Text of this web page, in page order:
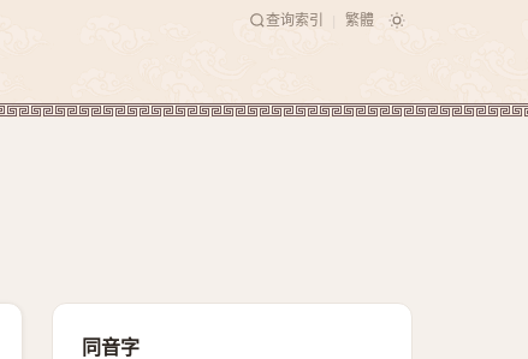
查询索引 繁體
同音字